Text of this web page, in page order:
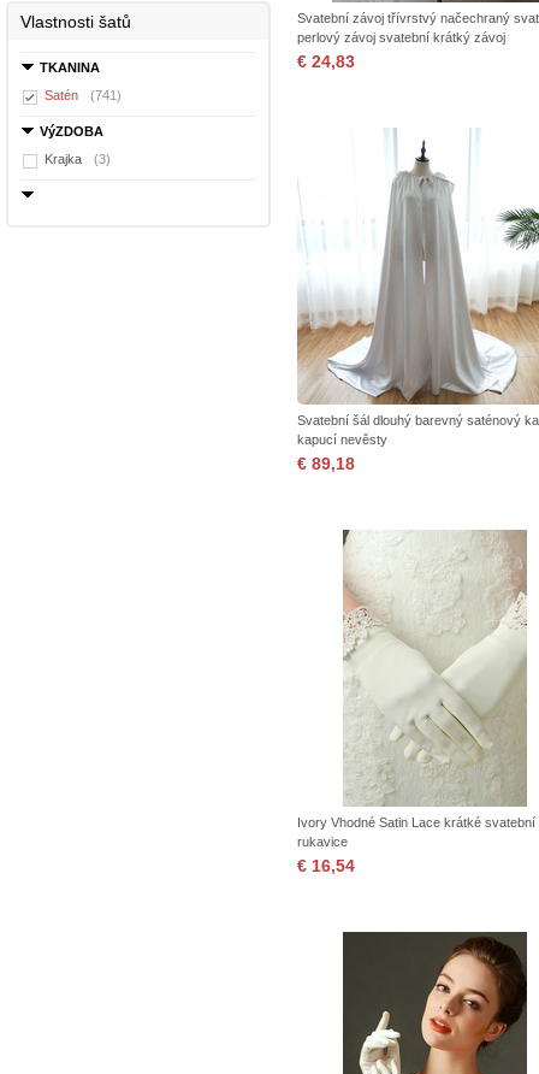
Vlastnosti šatů
TKANINA
Satén
(741)
VýZDOBA
Krajka
(3)
Svatební závoj třívrstvý načechraný
perlový závoj svatební krátký závoj
€ 24,83
Svatební šál dlouhý barevný saténový
kapucí nevěsty
€ 89,18
Ivory Vhodné Satin Lace krátké svatební
rukavice
€ 16,54